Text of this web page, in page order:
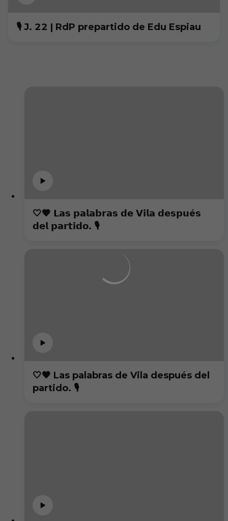
🎙 J. 22 | RdP prepartido de Edu Espiau
🤍🖤 𝗟𝗮𝘀 𝗽𝗮𝗹𝗮𝗯𝗿𝗮𝘀 𝗱𝗲 𝗩𝗶𝗹𝗮 𝗱𝗲𝘀𝗽𝘂é𝘀
𝗱𝗲𝗹 𝗽𝗮𝗿𝘁𝗶𝗱𝗼. 🎙️
🤍🖤 Las palabras de Vila después del
partido. 🎙️